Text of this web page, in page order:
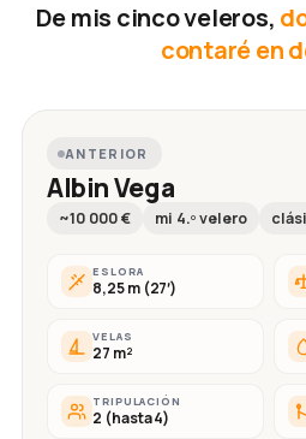
De mis cinco veleros,
contaré en
ANTERIOR
Albin Vega
~10 000 € mi 4.º velero
ESLORA
8,25 m (27′)
VELAS
27 m²
TRIPULACIÓN
2 (hasta 4)